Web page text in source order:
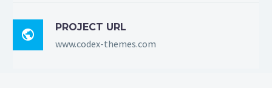

PROJECT URL
www.codex-themes.com